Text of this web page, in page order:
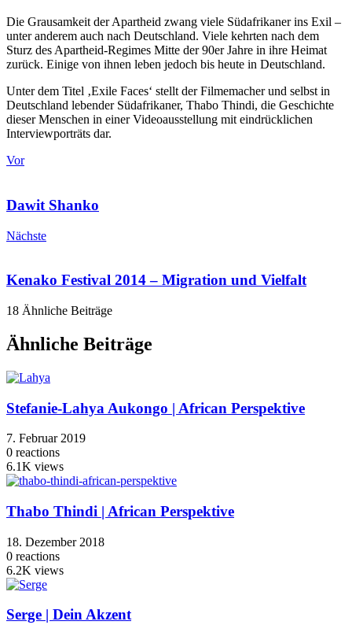
Die Grausamkeit der Apartheid zwang viele Südafrikaner ins Exil –
unter anderem auch nach Deutschland. Viele kehrten nach dem
Sturz des Apartheid-Regimes Mitte der 90er Jahre in ihre Heimat
zurück. Einige von ihnen leben jedoch bis heute in Deutschland.
Unter dem Titel ‚Exile Faces‘ stellt der Filmemacher und selbst in
Deutschland lebender Südafrikaner, Thabo Thindi, die Geschichte
dieser Menschen in einer Videoausstellung mit eindrücklichen
Interviewporträts dar.
Vor
Dawit Shanko
Nächste
Kenako Festival 2014 – Migration und Vielfalt
18 Ähnliche Beiträge
Ähnliche Beiträge
Stefanie-Lahya Aukongo | African Perspektive
7. Februar 2019
0 reactions
6.1K views
Thabo Thindi | African Perspektive
18. Dezember 2018
0 reactions
6.2K views
Serge | Dein Akzent